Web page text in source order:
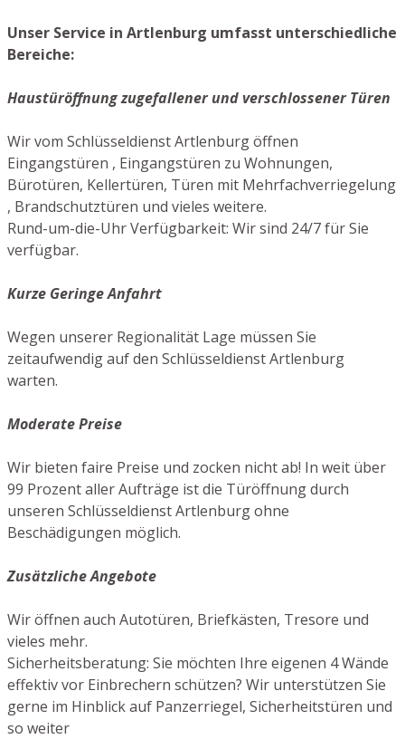
Unser Service in Artlenburg umfasst unterschiedliche
Bereiche:
Haustüröffnung zugefallener und verschlossener Türen
Wir vom Schlüsseldienst Artlenburg öffnen
Eingangstüren , Eingangstüren zu Wohnungen,
Bürotüren, Kellertüren, Türen mit Mehrfachverriegelung
, Brandschutztüren und vieles weitere.
Rund-um-die-Uhr Verfügbarkeit: Wir sind 24/7 für Sie
verfügbar.
Kurze Geringe Anfahrt
Wegen unserer Regionalität Lage müssen Sie
zeitaufwendig auf den Schlüsseldienst Artlenburg
warten.
Moderate Preise
Wir bieten faire Preise und zocken nicht ab! In weit über
99 Prozent aller Aufträge ist die Türöffnung durch
unseren Schlüsseldienst Artlenburg ohne
Beschädigungen möglich.
Zusätzliche Angebote
Wir öffnen auch Autotüren, Briefkästen, Tresore und
vieles mehr.
Sicherheitsberatung: Sie möchten Ihre eigenen 4 Wände
effektiv vor Einbrechern schützen? Wir unterstützen Sie
gerne im Hinblick auf Panzerriegel, Sicherheitstüren und
so weiter